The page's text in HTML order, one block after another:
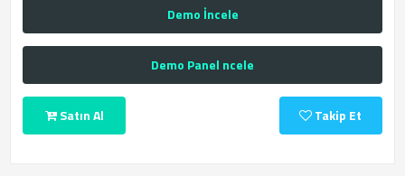
Demo İncele
Demo Panel ncele
Satın Al Takip Et